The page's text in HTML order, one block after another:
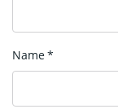
Name*